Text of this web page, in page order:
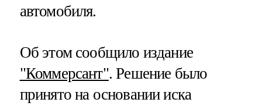
автомобиля.
Об этом сообщило издание
"Коммерсант". Решение было
принято на основании иска